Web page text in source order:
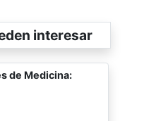
interesar
de Medicina: